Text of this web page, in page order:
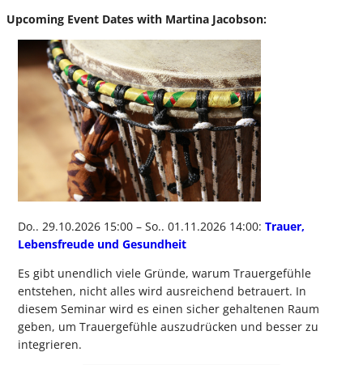
Upcoming Event Dates with Martina Jacobson:
Do.. 29.10.2026 15:00 – So.. 01.11.2026 14:00:Trauer,
Lebensfreude und Gesundheit
Es gibt unendlich viele Gründe, warum Trauergefühle
entstehen, nicht alles wird ausreichend betrauert. In
diesem Seminar wird es einen sicher gehaltenen Raum
geben, um Trauergefühle auszudrücken und besser zu
integrieren.